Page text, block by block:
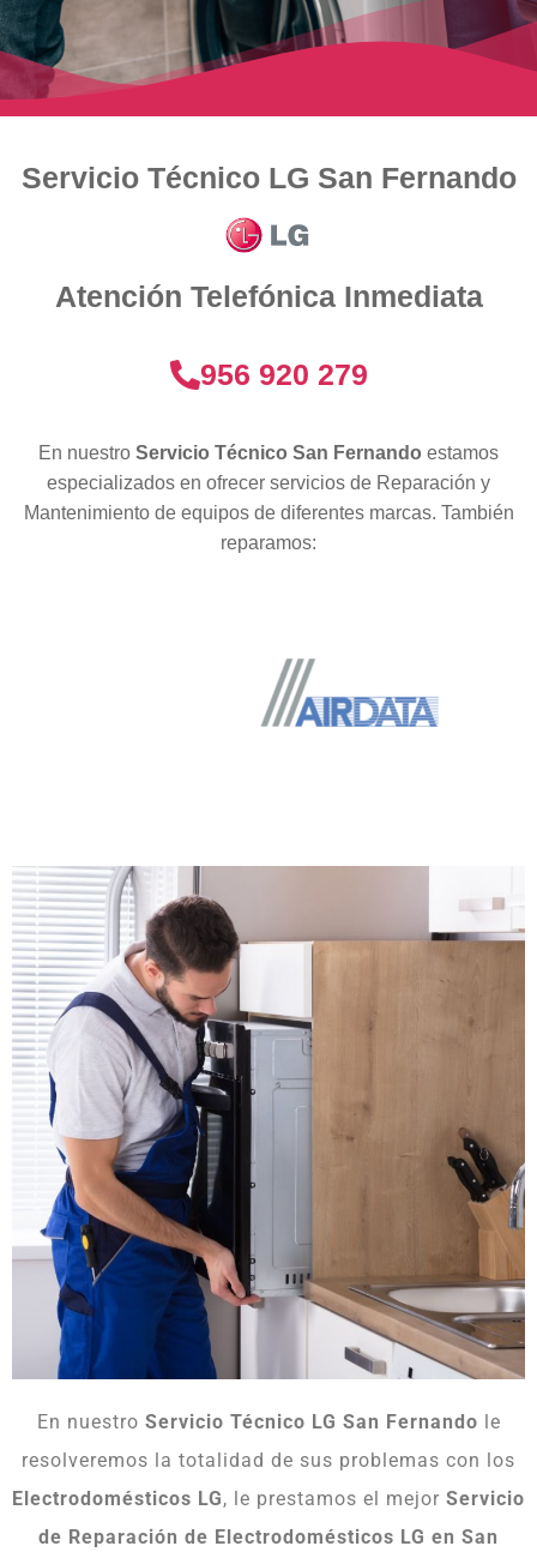
Servicio Técnico LG San Fernando
Atención Telefónica Inmediata
956 920 279
En nuestro Servicio Técnico San Fernando estamos
especializados en ofrecer servicios de Reparación y
Mantenimiento de equipos de diferentes marcas. También
reparamos:
En nuestro Servicio Técnico LG San Fernando le
resolveremos la totalidad de sus problemas con los
Electrodomésticos LG, le prestamos el mejor Servicio
de Reparación de Electrodomésticos LG en San